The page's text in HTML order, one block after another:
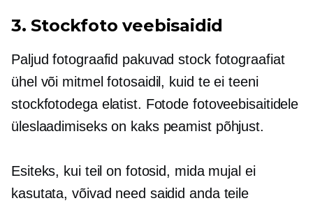
3. Stockfoto veebisaidid
Paljud fotograafid pakuvad stock fotograafiat
ühel või mitmel fotosaidil, kuid te ei teeni
stockfotodega elatist. Fotode fotoveebisaitidele
üleslaadimiseks on kaks peamist põhjust.
Esiteks, kui teil on fotosid, mida mujal ei
kasutata, võivad need saidid anda teile